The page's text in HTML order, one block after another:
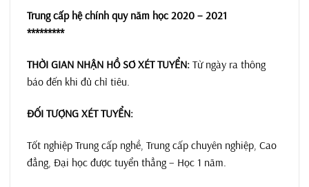
Trung cấp hệ chính quy năm học 2020 – 2021
*********
THỜI GIAN NHẬN HỒ SƠ XÉT TUYỂN: Từ ngày ra thông
báo đến khi đủ chỉ tiêu.
ĐỐI TƯỢNG XÉT TUYỂN:
Tốt nghiệp Trung cấp nghề, Trung cấp chuyên nghiệp, Cao
đẳng, Đại học được tuyển thẳng – Học 1 năm.